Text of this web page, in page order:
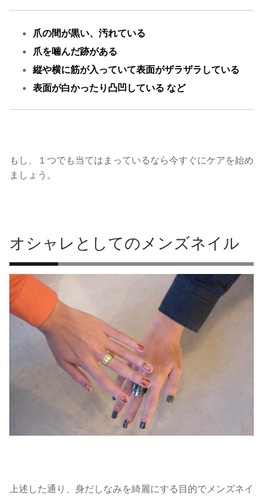
爪の間が黒い、汚れている
爪を噛んだ跡がある
縦や横に筋が入っていて表面がザラザラしている
表面が白かったり凸凹している など
もし、１つでも当てはまっているなら今すぐにケアを始め
ましょう。
オシャレとしてのメンズネイル
上述した通り、身だしなみを綺麗にする目的でメンズネイ